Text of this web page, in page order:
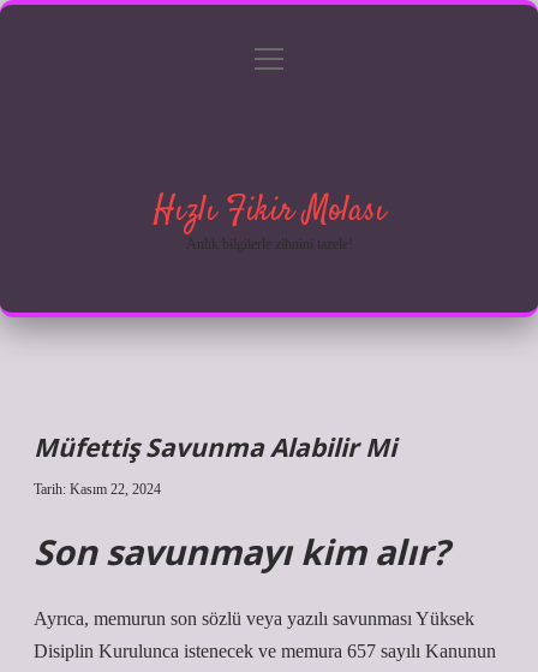
Gizlilik Politikası
menüyü
Hızlı Fikir Molası
Anlık bilgilerle zihnini tazele!
Müfettiş Savunma Alabilir Mi
Tarih: Kasım 22, 2024
Son savunmayı kim alır?
Ayrıca, memurun son sözlü veya yazılı savunması Yüksek
Disiplin Kurulunca istenecek ve memura 657 sayılı Kanunun